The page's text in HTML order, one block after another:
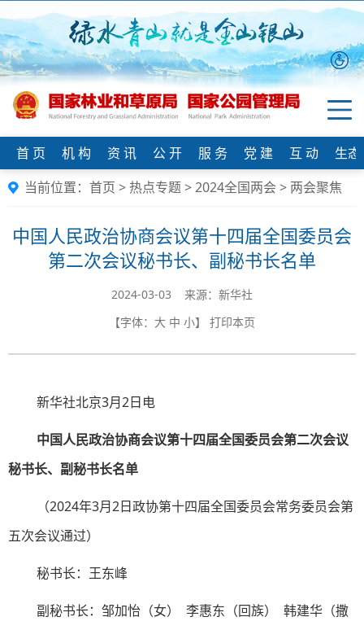
首 页 机 构 资 讯 公 开 服 务 党 建 互 动
生
当前位置： 首页 > 热点专题>2024全国两会 > 两会聚焦
中国人民政治协商会议第十四届全国委员会
第二次会议秘书长、副秘书长名单
2024-03-03 来源：​新华社
【字体： 大 中 小】 打印本页
新华社北京3月2日电
中国人民政治协商会议第十四届全国委员会第二次会议
秘书长、副秘书长名单
（2024年3月2日政协第十四届全国委员会常务委员会第
五次会议通过）
秘书长：王东峰
副秘书长：邹加怡（女） 李惠东（回族） 韩建华（撒